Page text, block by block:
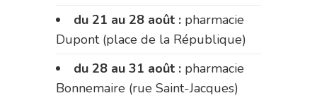
du 21 au 28 août : pharmacie
Dupont (place de la République)
du 28 au 31 août : pharmacie
Bonnemaire (rue Saint-Jacques)